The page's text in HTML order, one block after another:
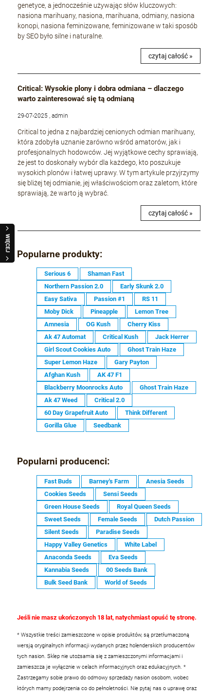
WIĘCEJ
genetyce, a jednocześnie używając słów kluczowych:
nasiona marihuany, nasiona, marihuana, odmiany, nasiona
konopi, nasiona feminizowane, feminizowane w taki sposób
by SEO było silne i naturalne.
czytaj całość »
Critical: Wysokie plony i dobra odmiana – dlaczego
warto zainteresować się tą odmianą
29-07-2025 , admin
Critical to jedna z najbardziej cenionych odmian marihuany,
która zdobyła uznanie zarówno wśród amatorów, jak i
profesjonalnych hodowców. Jej wyjątkowe cechy sprawiają,
że jest to doskonały wybór dla każdego, kto poszukuje
wysokich plonów i łatwej uprawy. W tym artykule przyjrzymy
się bliżej tej odmianie, jej właściwościom oraz zaletom, które
sprawiają, że warto ją wybrać.
czytaj całość »
Popularne produkty:
Serious 6
Shaman Fast
Northern Passion 2.0
Early Skunk 2.0
Easy Sativa
Passion #1
RS 11
Moby Dick
Pineapple
Lemon Tree
Amnesia
OG Kush
Cherry Kiss
Ak 47 Automat
Critical Kush
Jack Herrer
Girl Scout Cookies Auto
Ghost Train Haze
Super Lemon Haze
Gary Payton
Afghan Kush
AK 47 F1
Blackberry Moonrocks Auto
Ghost Train Haze
Ak 47 Weed
Critical 2.0
60 Day Grapefruit Auto
Think Different
Gorilla Glue
Seedbank
Popularni producenci:
Fast Buds Barney's Farm
Anesia Seeds
Cookies Seeds
Sensi Seeds
Green House Seeds
Royal Queen Seeds
Sweet Seeds
Female Seeds
Dutch Passion
Silent Seeds
Paradise Seeds
Happy Valley Genetics
White Label
Anaconda Seeds
Eva Seeds
Kannabia Seeds
00 Seeds Bank
Bulk Seed Bank
World of Seeds
Jeśli nie masz ukończonych 18 lat, natychmiast opuść tę stronę.
* Wszystkie treści zamieszczone w opisie produktów, są przetłumaczoną
wersją oryginalnych informacji wydanych przez holenderskich producentów
tych nasion. Sklep nie utożsamia się z zamieszczonymi informacjami i
zamieszcza je wyłącznie w celach informacyjnych oraz edukacyjnych. *
Zastrzegamy sobie prawo do odmowy sprzedaży nasion osobom, wobec
których mamy podejrzenia co do pełnoletności. Nie pytaj nas o uprawę oraz